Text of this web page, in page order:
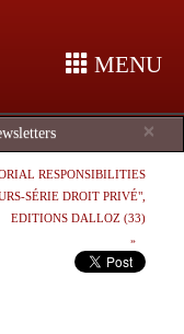
MENU
×
RESPONSIBILITIES
SÉRIE DROIT PRIVÉ",
EDITIONS DALLOZ (33)